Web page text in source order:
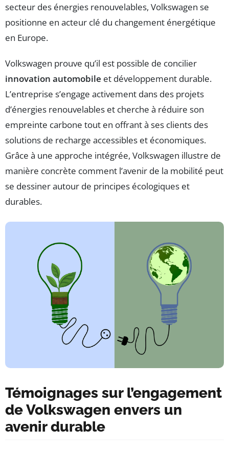
secteur des énergies renouvelables, Volkswagen se
positionne en acteur clé du changement énergétique
en Europe.
Volkswagen prouve qu’il est possible de concilier
innovation automobile et développement durable.
L’entreprise s’engage activement dans des projets
d’énergies renouvelables et cherche à réduire son
empreinte carbone tout en offrant à ses clients des
solutions de recharge accessibles et économiques.
Grâce à une approche intégrée, Volkswagen illustre de
manière concrète comment l’avenir de la mobilité peut
se dessiner autour de principes écologiques et
durables.
Témoignages sur l’engagement
de Volkswagen envers un
avenir durable